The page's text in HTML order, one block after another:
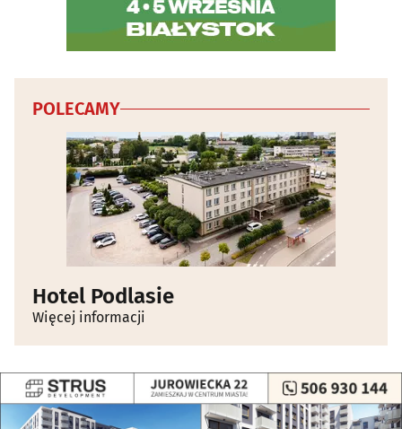
POLECAMY
Hotel Podlasie
Więcej informacji